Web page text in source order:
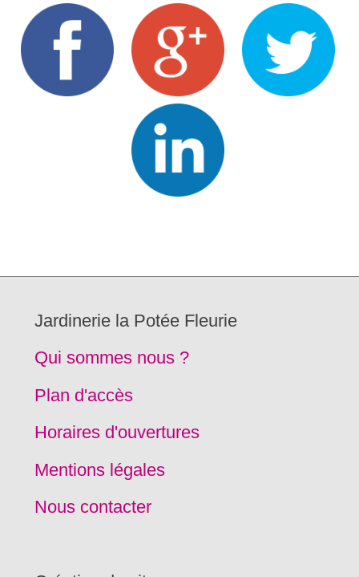
Jardinerie la Potée Fleurie
Qui sommes nous ?
Plan d'accès
Horaires d'ouvertures
Mentions légales
Nous contacter